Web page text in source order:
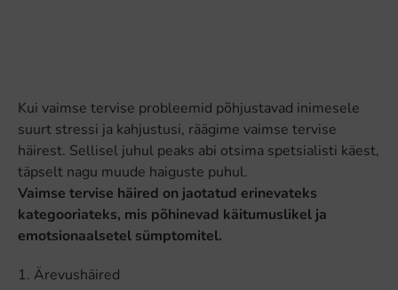
Kui vaimse tervise probleemid põhjustavad inimesele
suurt stressi ja kahjustusi, räägime vaimse tervise
häirest. Sellisel juhul peaks abi otsima spetsialisti käest,
täpselt nagu muude haiguste puhul.
Vaimse tervise häired on jaotatud erinevateks
kategooriateks, mis põhinevad käitumuslikel ja
emotsionaalsetel sümptomitel.
Ärevushäired